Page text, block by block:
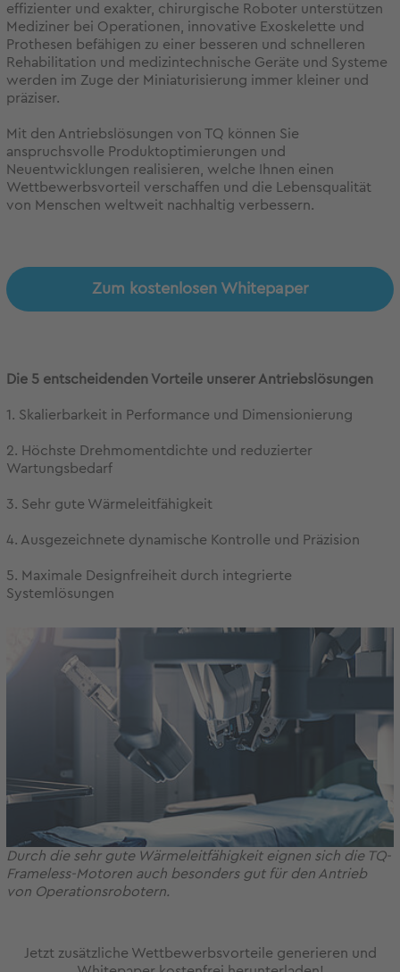
effizienter und exakter, chirurgische Roboter unterstützen
Mediziner bei Operationen, innovative Exoskelette und
Prothesen befähigen zu einer besseren und schnelleren
Rehabilitation und medizintechnische Geräte und Systeme
werden im Zuge der Miniaturisierung immer kleiner und
präziser.
Mit den Antriebslösungen von TQ können Sie
anspruchsvolle Produktoptimierungen und
Neuentwicklungen realisieren, welche Ihnen einen
Wettbewerbsvorteil verschaffen und die Lebensqualität
von Menschen weltweit nachhaltig verbessern.
Zum kostenlosen Whitepaper
Die 5 entscheidenden Vorteile unserer Antriebslösungen
1. Skalierbarkeit in Performance und Dimensionierung
2. Höchste Drehmomentdichte und reduzierter
Wartungsbedarf
3. Sehr gute Wärmeleitfähigkeit
4. Ausgezeichnete dynamische Kontrolle und Präzision
5. Maximale Designfreiheit durch integrierte
Systemlösungen
Durch die sehr gute Wärmeleitfähigkeit eignen sich die TQ-
Frameless-Motoren auch besonders gut für den Antrieb
von Operationsrobotern.
Jetzt zusätzliche Wettbewerbsvorteile generieren und